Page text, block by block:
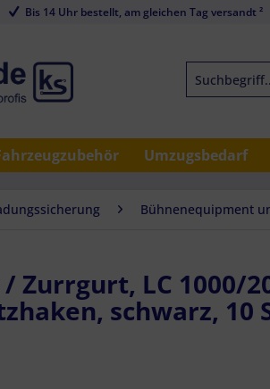
Bis 14 Uhr bestellt, am gleichen Tag versandt ²
Umzugsbedarf
Bühnenequipment
Zurrgurt, LC 1000/
schwarz, 10